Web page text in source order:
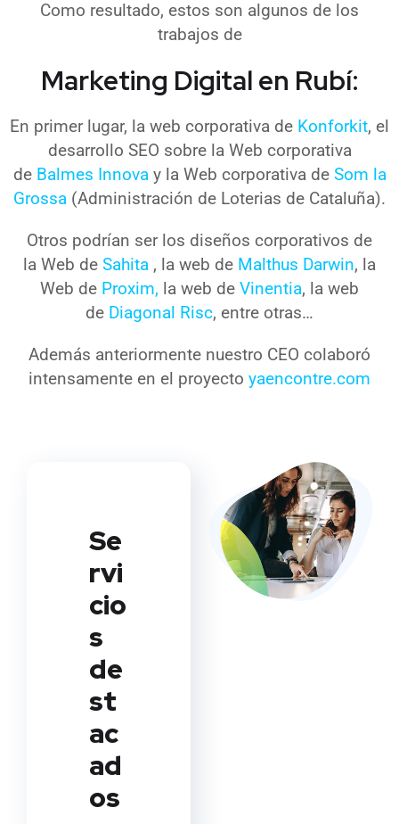
Como resultado, estos son algunos de los
trabajos de
Marketing Digital en Rubí:
En primer lugar, la web corporativa de Konforkit, el
desarrollo SEO sobre la Web corporativa
de Balmes Innova y la Web corporativa de Som la
Grossa (Administración de Loterias de Cataluña).
Otros podrían ser los diseños corporativos de
la Web de Sahita , la web de Malthus Darwin, la
Web de Proxim, la web de Vinentia, la web
de Diagonal Risc, entre otras…
Además anteriormente nuestro CEO colaboró
intensamente en el proyecto yaencontre.com
Se
rvi
cio
s
de
st
ac
ad
os